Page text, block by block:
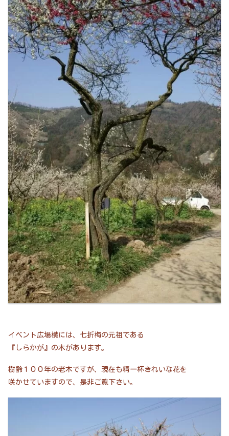
イベント広場横には、七折梅の元祖である
『しらかが』の木があります。
樹齢１００年の老木ですが、現在も精一杯きれいな花を
咲かせていますので、是非ご覧下さい。